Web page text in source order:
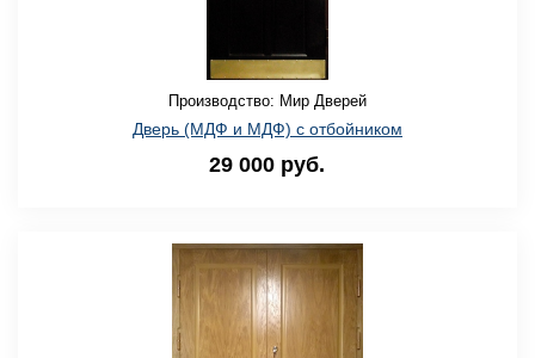
Производство: Мир Дверей
Дверь (МДФ и МДФ) с отбойником
29 000 руб.